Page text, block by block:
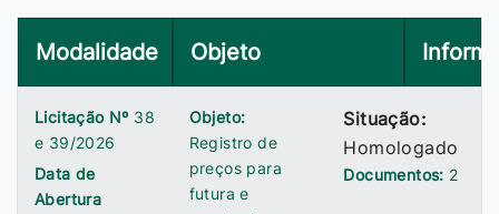
Modalidade Objeto
Licitação Nº 38
e 39/2026
Data de
Abertura
Objeto:
Registro de
preços para
futura e
Situação:
Homologado
Documentos: 2